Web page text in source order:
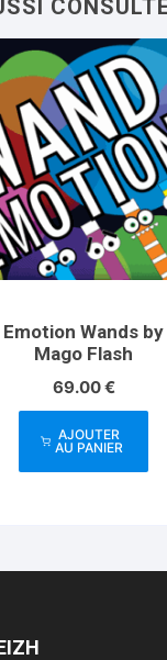
Emotion Wands by
Mago Flash
69.00€
AJOUTER
AU PANIER